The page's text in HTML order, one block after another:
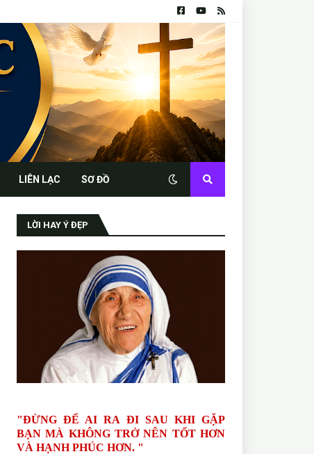
LIÊN LẠC SƠ ĐỒ
LỜI HAY Ý ĐẸP
"ĐỪNG ĐỂ AI RA ĐI SAU KHI GẶP
BẠN MÀ KHÔNG TRỞ NÊN TỐT HƠN
VÀ HẠNH PHÚC HƠN. "